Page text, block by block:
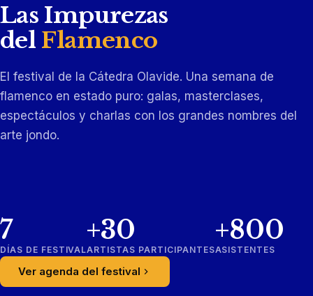
Las Impurezas
del Flamenco
El festival de la Cátedra Olavide. Una semana de
flamenco en estado puro: galas, masterclases,
espectáculos y charlas con los grandes nombres del
arte jondo.
7
DÍAS DE FESTIVAL
+30
ARTISTAS PARTICIPANTES
+800
ASISTENTES
Ver agenda del festival